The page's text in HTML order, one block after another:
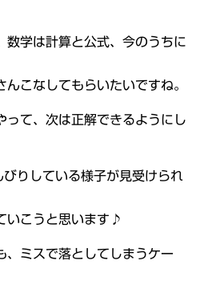
数学は計算と公式、今のうちに
こなしてもらいたいですね。
って、次は正解できるようにし
りしている様子が見受けられ
いこうと思います♪
、ミスで落としてしまうケー